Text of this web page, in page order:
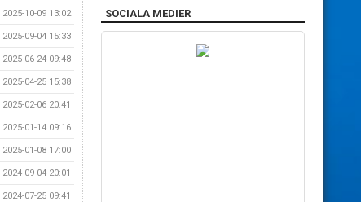
2025-10-09 13:02
2025-09-04 15:33
2025-06-24 09:48
2025-04-25 15:38
2025-02-06 20:41
2025-01-14 09:16
2025-01-08 17:00
2024-09-04 20:01
2024-07-25 09:41
SOCIALA MEDIER